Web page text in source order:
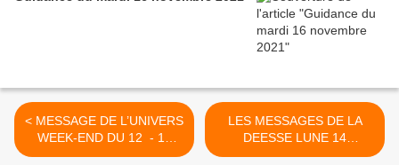
< MESSAGE DE L’UNIVERS
WEEK-END DU 12 - 13
DECEMBRE 2020
LES MESSAGES DE LA
DEESSE LUNE 14
DECEMBRE 2020 >